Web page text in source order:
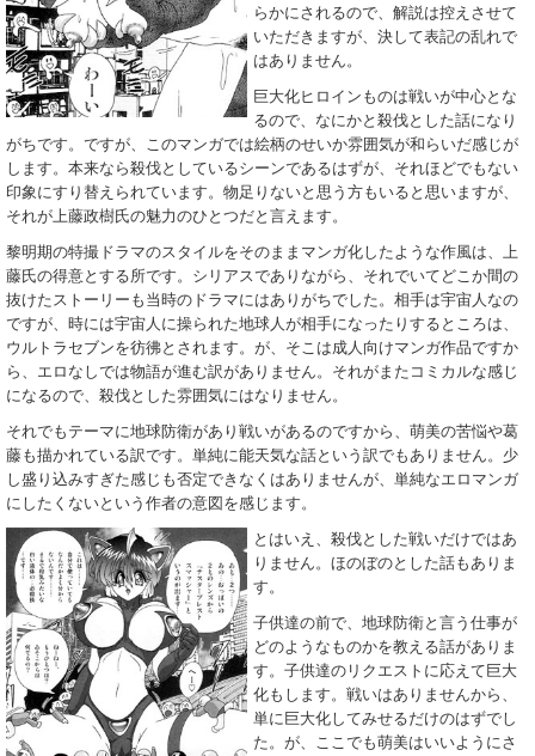
らかにされるので、解説は控えさせて
いただきますが、決して表記の乱れで
はありません。
巨大化ヒロインものは戦いが中心とな
るので、なにかと殺伐とした話になり
がちです。ですが、このマンガでは絵柄のせいか雰囲気が和らいだ感じが
します。本来なら殺伐としているシーンであるはずが、それほどでもない
印象にすり替えられています。物足りないと思う方もいると思いますが、
それが上藤政樹氏の魅力のひとつだと言えます。
黎明期の特撮ドラマのスタイルをそのままマンガ化したような作風は、上
藤氏の得意とする所です。シリアスでありながら、それでいてどこか間の
抜けたストーリーも当時のドラマにはありがちでした。相手は宇宙人なの
ですが、時には宇宙人に操られた地球人が相手になったりするところは、
ウルトラセブンを彷彿とされます。が、そこは成人向けマンガ作品ですか
ら、エロなしでは物語が進む訳がありません。それがまたコミカルな感じ
になるので、殺伐とした雰囲気にはなりません。
それでもテーマに地球防衛があり戦いがあるのですから、萌美の苦悩や葛
藤も描かれている訳です。単純に能天気な話という訳でもありません。少
し盛り込みすぎた感じも否定できなくはありませんが、単純なエロマンガ
にしたくないという作者の意図を感じます。
とはいえ、殺伐とした戦いだけではあ
りません。ほのぼのとした話もありま
す。
子供達の前で、地球防衛と言う仕事が
どのようなものかを教える話がありま
す。子供達のリクエストに応えて巨大
化もします。戦いはありませんから、
単に巨大化してみせるだけのはずでし
た。が、ここでも萌美はいいようにさ